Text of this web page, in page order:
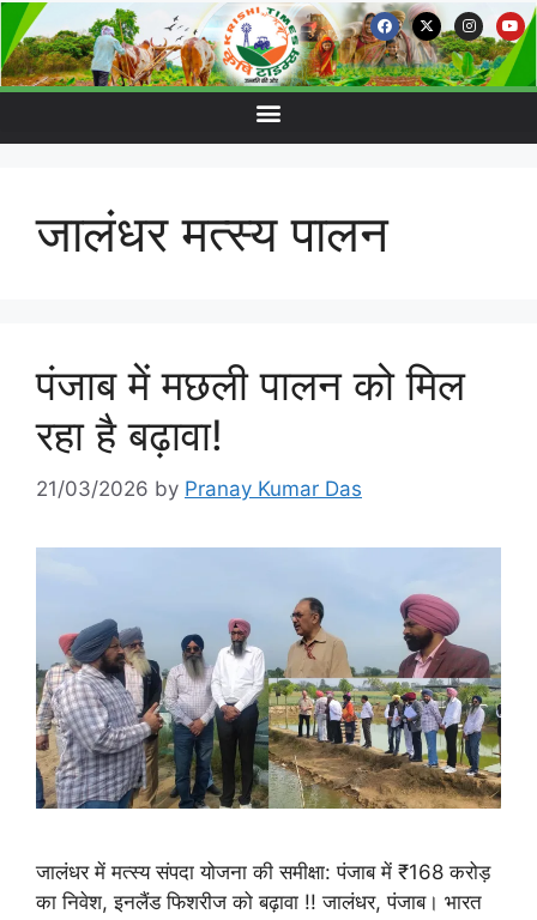
जालंधर मत्स्य पालन
पंजाब में मछली पालन को मिल
रहा है बढ़ावा!
21/03/2026 by Pranay Kumar Das
जालंधर में मत्स्य संपदा योजना की समीक्षा: पंजाब में ₹168 करोड़
का निवेश, इनलैंड फिशरीज को बढ़ावा !! जालंधर, पंजाब। भारत